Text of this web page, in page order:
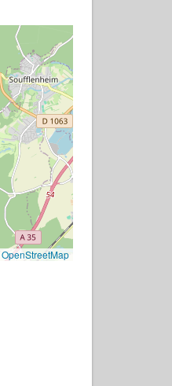
OpenStreetMap